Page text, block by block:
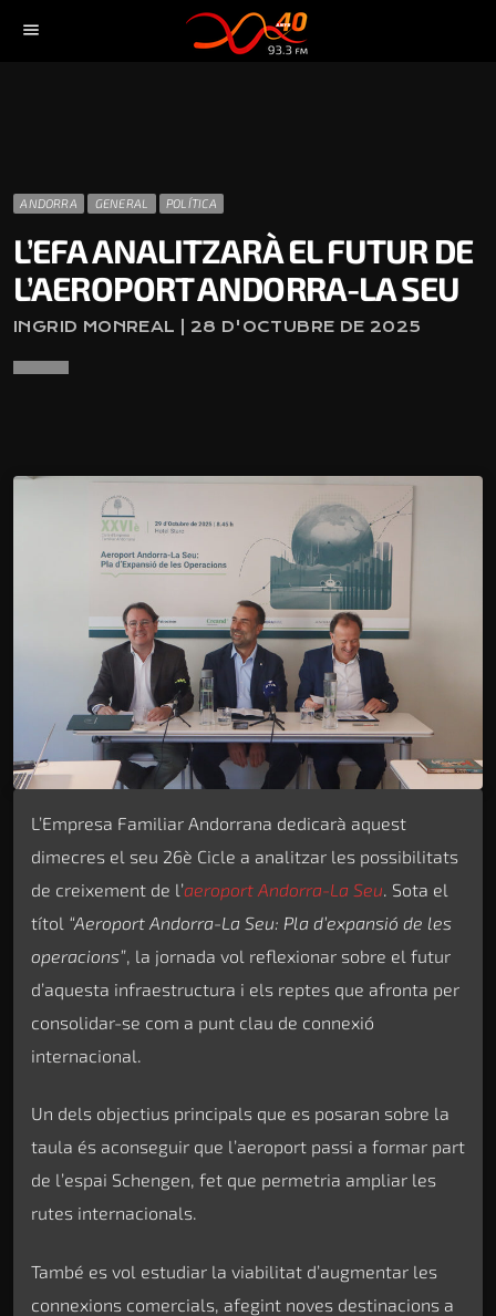
menu
ANDORRA GENERAL POLÍTICA
L’EFA ANALITZARÀ EL FUTUR DE
L’AEROPORT ANDORRA-LA SEU
INGRID MONREAL | 28 D'OCTUBRE DE 2025
L’Empresa Familiar Andorrana dedicarà aquest
dimecres el seu 26è Cicle a analitzar les possibilitats
de creixement de l’aeroport Andorra-La Seu . Sota el
títol “Aeroport Andorra-La Seu: Pla d’expansió de les
operacions” , la jornada vol reflexionar sobre el futur
d’aquesta infraestructura i els reptes que afronta per
consolidar-se com a punt clau de connexió
internacional.
Un dels objectius principals que es posaran sobre la
taula és aconseguir que l’aeroport passi a formar part
de l’espai Schengen, fet que permetria ampliar les
rutes internacionals.
També es vol estudiar la viabilitat d’augmentar les
connexions comercials, afegint noves destinacions a